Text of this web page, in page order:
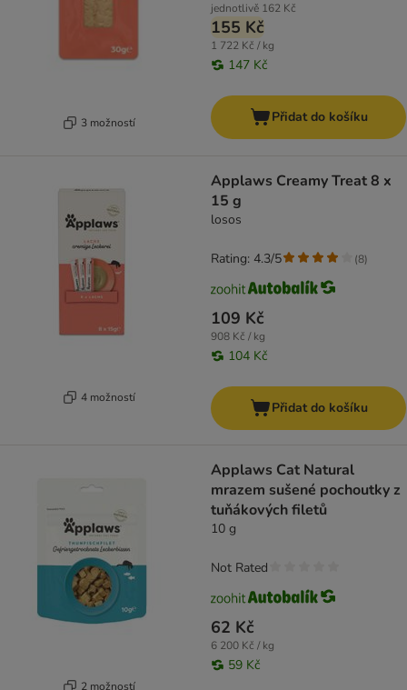
3 možností
jednotlivě 162 Kč
155 Kč
1 722 Kč / kg
147 Kč
Přidat do košíku
4 možností
Applaws Creamy Treat 8 x
15 g
losos
109 Kč
908 Kč / kg
104 Kč
Rating: 4.3/5 (8)
Přidat do košíku
2 možností
Applaws Cat Natural
mrazem sušené pochoutky z
tuňákových filetů
10 g
62 Kč
6 200 Kč / kg
59 Kč
Not Rated